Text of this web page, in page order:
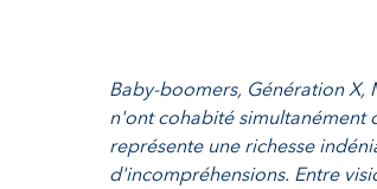
Baby-boomers, Génération
n'ont cohabité simultanément
représente une richesse
d'incompréhensions. Entre